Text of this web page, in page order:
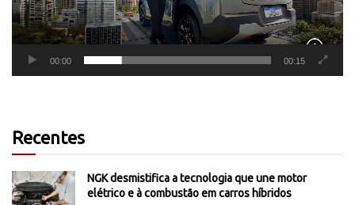
00:00 00:15
Recentes
NGK desmistifica a tecnologia que une motor
elétrico e à combustão em carros híbridos